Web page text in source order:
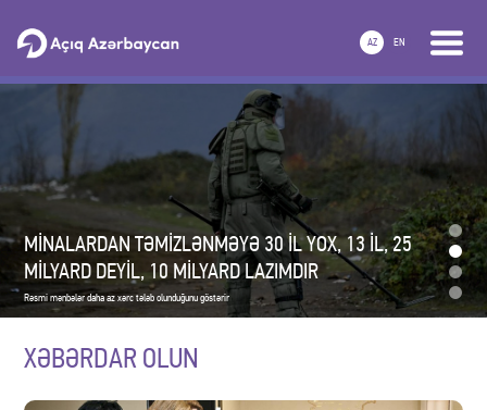
AZ EN
GƏRGİNLİYƏ BAXMAYARAQ İRANLA TİCARƏT ARTIR
MİNALARDAN TƏMİZLƏNMƏYƏ 30 İL YOX, 13 İL, 25
MİLYARD DEYİL, 10 MİLYARD LAZIMDIR
Rəsmi mənbələr daha az xərc tələb olunduğunu göstərir
XƏBƏRDAR OLUN